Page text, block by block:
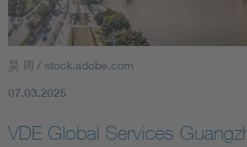
Mobility
昊 周 / stock.adobe.com
07.03.2025
VDE Global Services